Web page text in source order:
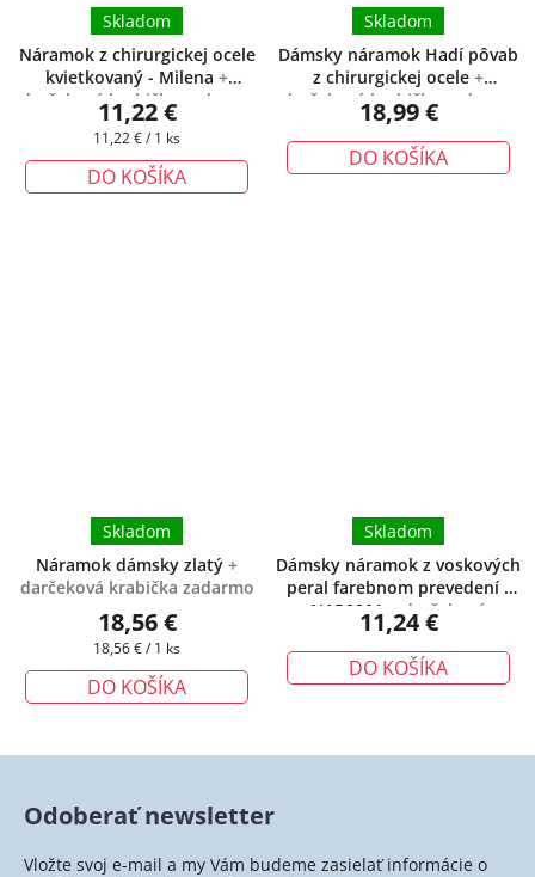
Náramok z chirurgickej ocele
kvietkovaný - Milena +
darčeková krabička zadarmo
Skladom
11,22 €
Jednotková
11,22 € / 1 ks
DO KOŠÍKA
Dámsky náramok Hadí pôvab
z chirurgickej ocele +
darčeková krabička zadarmo
Skladom
18,99 €
DO KOŠÍKA
Náramok dámsky zlatý +
darčeková krabička zadarmo
Skladom
18,56 €
Jednotková
18,56 € / 1 ks
DO KOŠÍKA
Dámsky náramok z voskových
peral farebnom prevedení -
NAR8801 + darčeková
krabička zadarmo
Skladom
11,24 €
DO KOŠÍKA
Odoberať newsletter
Vložte svoj e-mail a my Vám budeme zasielať informácie o